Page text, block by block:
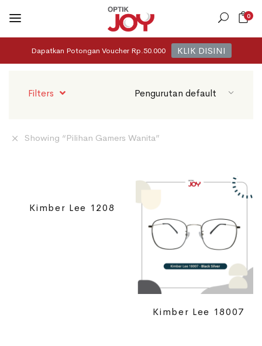
0
Dapatkan Potongan Voucher Rp.50.000 KLIK DISINI
Filters
Showing “Pilihan Gamers Wanita”
Kimber Lee 1208
Kimber Lee 18007